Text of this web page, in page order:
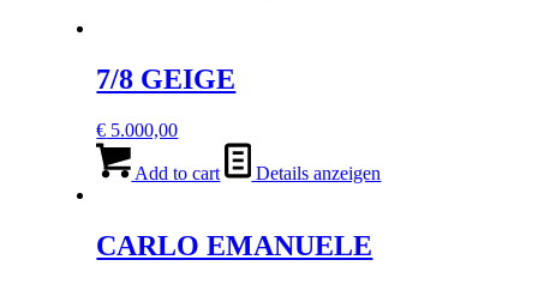
7/8 GEIGE
€ 5.000,00
Add to cart Details anzeigen
CARLO EMANUELE